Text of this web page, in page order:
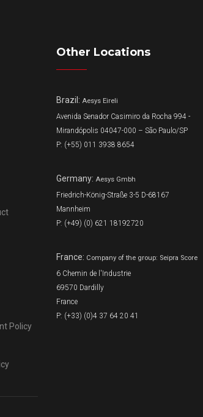
Policy
Other Locations
Brazil: Aesys Eireli
Avenida Senador Casimiro da Rocha 994 -
Mirandópolis 04047-000 – São Paulo/SP
P: (+55) 011 3938 8654
Germany: Aesys Gmbh
Friedrich-König-Straße 3-5 D-68167
Mannheim
P: (+49) (0) 621 18192720
France: Company of the group: Seipra Score
6 Chemin de l'Industrie
69570 Dardilly
France
P: (+33) (0)4 37 64 20 41